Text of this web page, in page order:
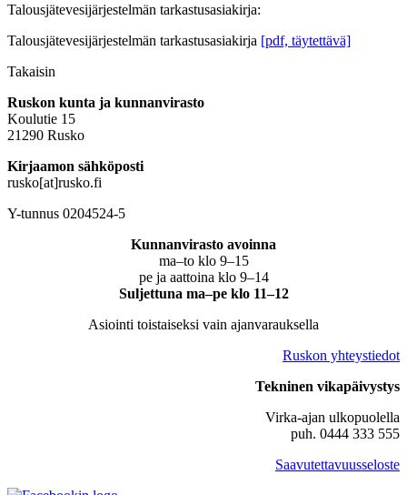
Talousjätevesijärjestelmän tarkastusasiakirja:
Talousjätevesijärjestelmän tarkastusasiakirja [pdf, täytettävä]
Takaisin
Ruskon kunta ja kunnanvirasto
Koulutie 15
21290 Rusko
Kirjaamon sähköposti
rusko[at]rusko.fi
Y-tunnus 0204524-5
Kunnanvirasto avoinna
ma–to klo 9–15
pe ja aattoina klo 9–14
Suljettuna ma–pe klo 11–12
Asiointi toistaiseksi vain ajanvarauksella
Ruskon yhteystiedot
Tekninen vikapäivystys
Virka-ajan ulkopuolella
puh. 0444 333 555
Saavutettavuusseloste